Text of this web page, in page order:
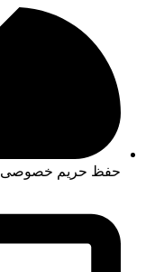
حفظ حریم خصوصی